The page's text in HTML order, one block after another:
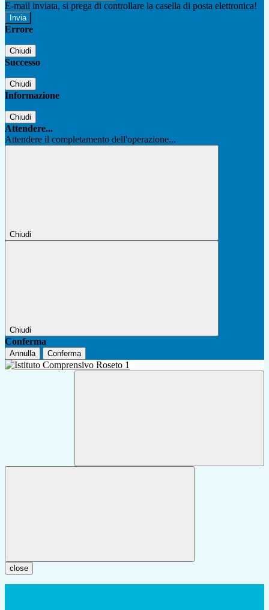
E-mail inviata, si prega di controllare la casella di posta elettronica!
Errore
Chiudi
Successo
Chiudi
Informazione
Chiudi
Attendere...
Attendere il completamento dell'operazione...
Chiudi
Chiudi
Conferma
Annulla Conferma
close